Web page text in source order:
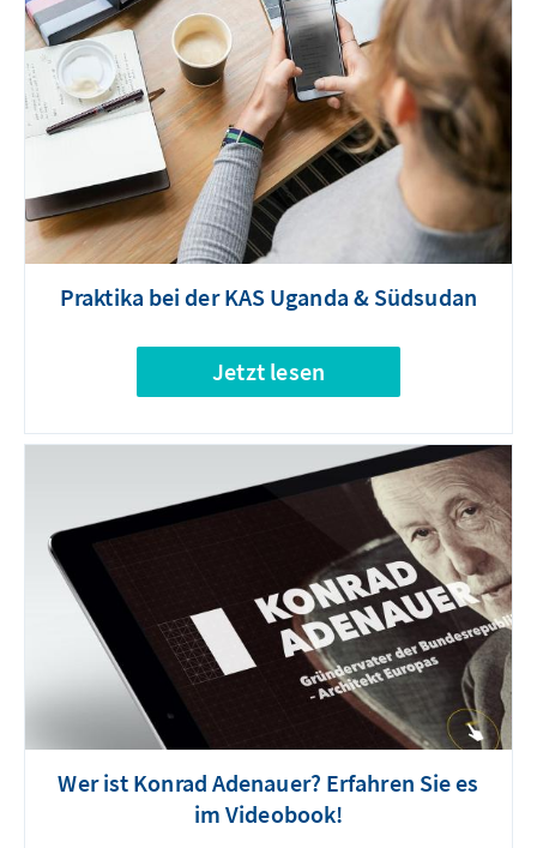
Praktika bei der KAS Uganda & Südsudan
Jetzt lesen
Wer ist Konrad Adenauer? Erfahren Sie es
im Videobook!